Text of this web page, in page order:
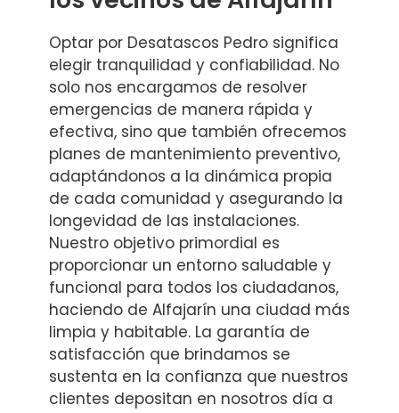
Optar por Desatascos Pedro significa
elegir tranquilidad y confiabilidad. No
solo nos encargamos de resolver
emergencias de manera rápida y
efectiva, sino que también ofrecemos
planes de mantenimiento preventivo,
adaptándonos a la dinámica propia
de cada comunidad y asegurando la
longevidad de las instalaciones.
Nuestro objetivo primordial es
proporcionar un entorno saludable y
funcional para todos los ciudadanos,
haciendo de Alfajarín una ciudad más
limpia y habitable. La garantía de
satisfacción que brindamos se
sustenta en la confianza que nuestros
clientes depositan en nosotros día a